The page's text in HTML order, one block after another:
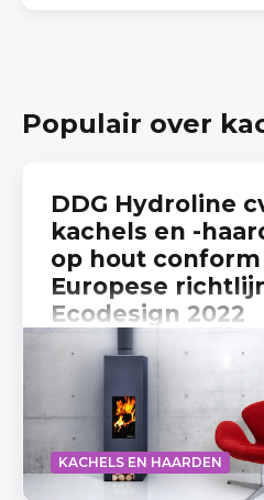
Populair over
DDG Hydroline
kachels en -
op hout conform
Europese
Ecodesign 2022
Ecodesign 2022 staat voor de
uitstootnormen voorschrijft
kachels en haarden met hout
brandstof...
KACHELS EN HAARDEN